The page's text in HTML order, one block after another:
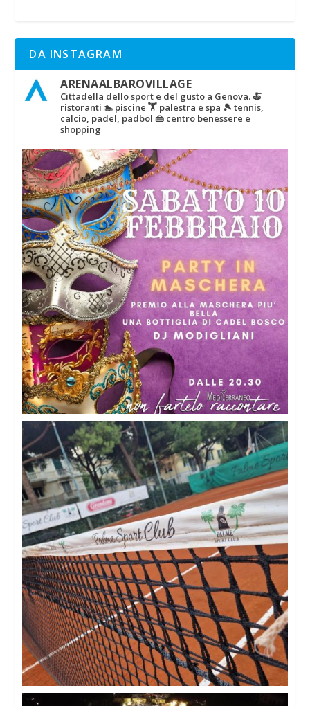
DA INSTAGRAM
ARENAALBAROVILLAGE
Cittadella dello sport e del gusto a Genova.🍝
ristoranti 🏊 piscine 🏋‍ palestra e spa 🎾 tennis,
calcio, padel, padbol 👜 centro benessere e
shopping